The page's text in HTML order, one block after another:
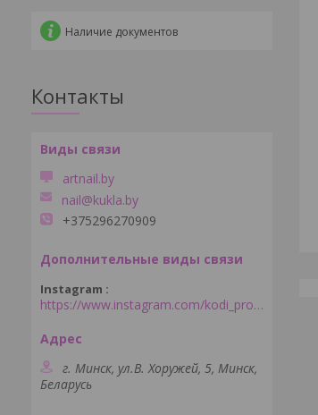
Наличие документов
Контакты
artnail.by
nail@kukla.by
+375296270909
Instagram
https://www.instagram.com/kodi_professional_minsk/
г. Минск, ул.В. Хоружей, 5, Минск,
Беларусь